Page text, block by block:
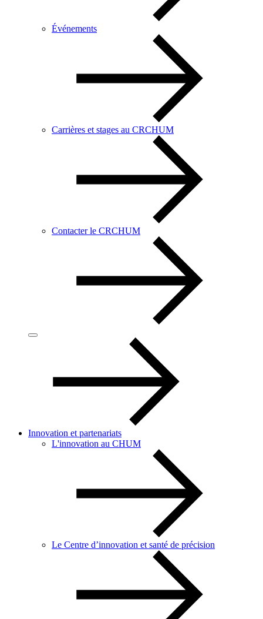
Événements
Carrières et stages au CRCHUM
Contacter le CRCHUM
Innovation et partenariats
L'innovation au CHUM
Le Centre d’innovation et santé de précision